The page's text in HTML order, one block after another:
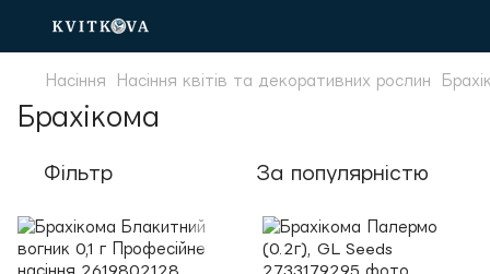
Насіння Насіння квітів та декоративних рослин
Брахікома
Фільтр За популярністю